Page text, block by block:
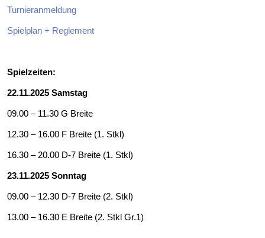
Turnieranmeldung
Spielplan + Reglement
Spielzeiten:
22.11.2025 Samstag
09.00 – 11.30 G Breite
12.30 – 16.00 F Breite (1. Stkl)
16.30 – 20.00 D-7 Breite (1. Stkl)
23.11.2025 Sonntag
09.00 – 12.30 D-7 Breite (2. Stkl)
13.00 – 16.30 E Breite (2. Stkl Gr.1)